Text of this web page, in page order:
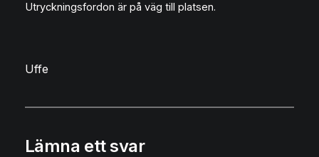
Utryckningsfordon är på väg till platsen.
Uffe
Lämna ett svar